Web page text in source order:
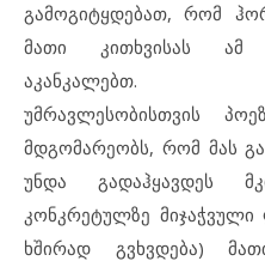
გამოგიტყდებათ, რომ
მათი კითხვისას ამ
აკანკალებთ.
უმრავლესობისთვის
მდგომარეობს, რომ მას
უნდა გადაჰყავდეს
კონკრეტულზე მიჯაჭვული
ხშირად გვხვდება)